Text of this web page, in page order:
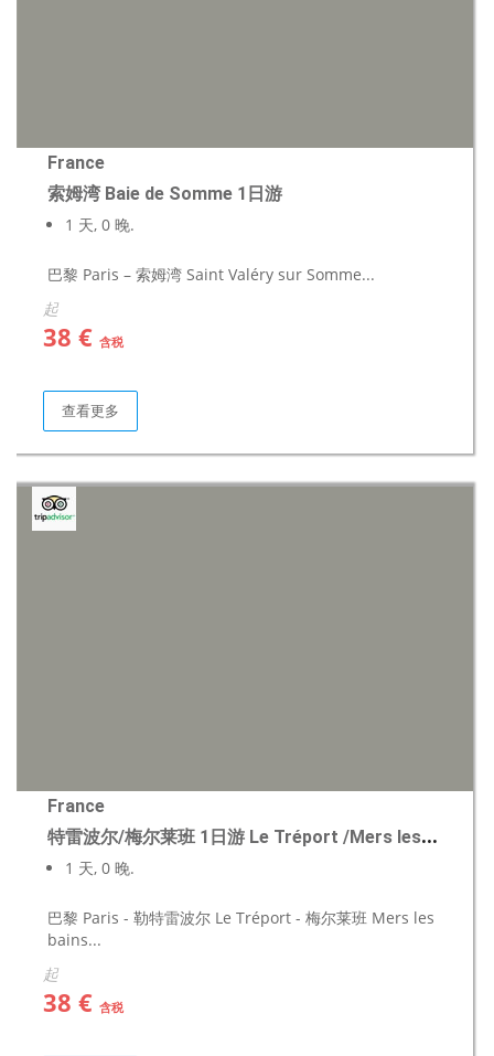
France
索姆湾 Baie de Somme 1日游
1 天, 0 晚.
巴黎 Paris – 索姆湾 Saint Valéry sur Somme...
起
38 € 含税
查看更多
France
特雷波尔/梅尔莱班 1日游 Le Tréport /Mers les bains
1 天, 0 晚.
巴黎 Paris - 勒特雷波尔 Le Tréport - 梅尔莱班 Mers les
bains...
起
38 € 含税